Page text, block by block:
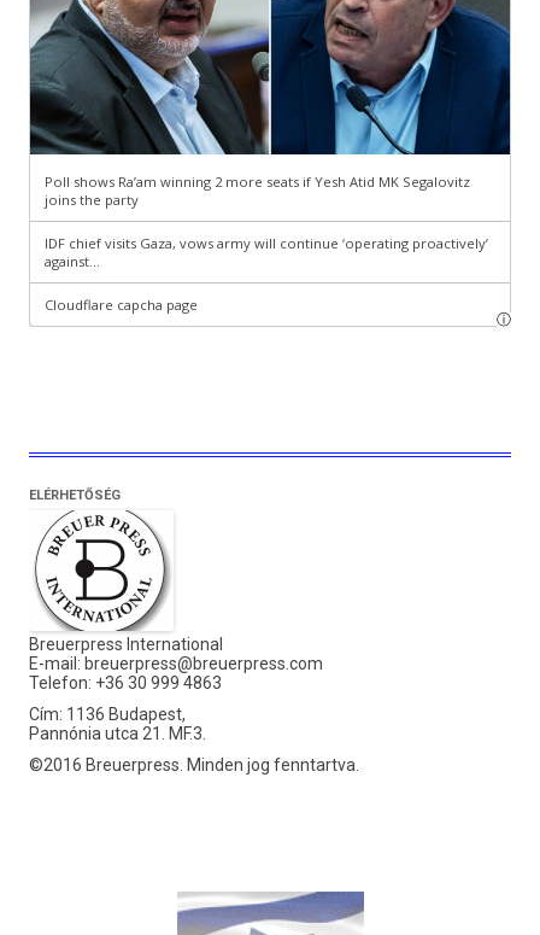
ELÉRHETŐSÉG
Breuerpress International
E-mail: breuerpress@breuerpress.com
Telefon: +36 30 999 4863
Cím: 1136 Budapest,
Pannónia utca 21. MF.3.
©2016 Breuerpress. Minden jog fenntartva.